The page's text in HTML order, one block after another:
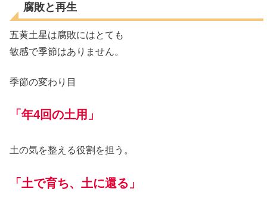
腐敗と再生
五黄土星は腐敗にはとても
敏感で季節はありません。
季節の変わり目
「年4回の土用」
土の気を整える役割を担う。
「土で育ち、土に還る」